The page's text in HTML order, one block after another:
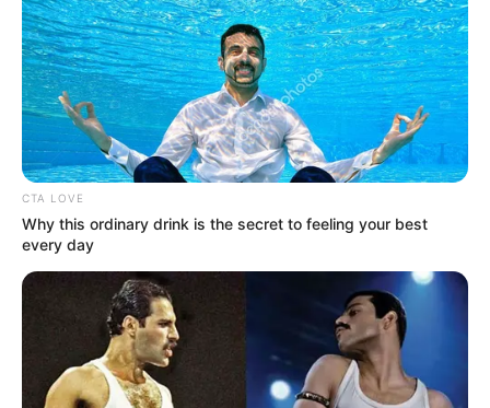
Reciben a los estudiantes
con un pan, una
mandarina y una avena en
los colegios de Planadas
ALPUJARRA
Gobernadora del Tolima
y proyectos para Alpujarra
CTA LOVE
Why this ordinary drink is the secret to feeling your best
every day